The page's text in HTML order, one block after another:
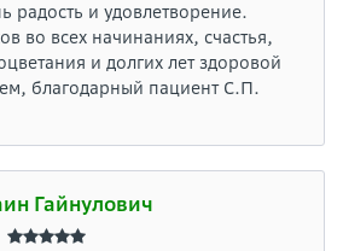
радость и удовлетворение.
во всех начинаниях, счастья,
и долгих лет здоровой
благодарный пациент С.П.
Гайнулович